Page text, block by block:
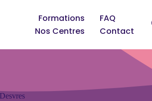
Formations
FAQ
Nos Centres
Contact
Desvres